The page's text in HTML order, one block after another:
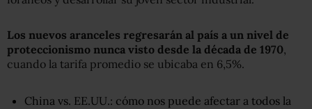
Los nuevos aranceles regresarán al país a un nivel de
proteccionismo nunca visto desde la década de 1970
cuando la tarifa promedio se ubicaba en 6,5%.
China vs. EE.UU.: cómo nos puede afectar a todos la